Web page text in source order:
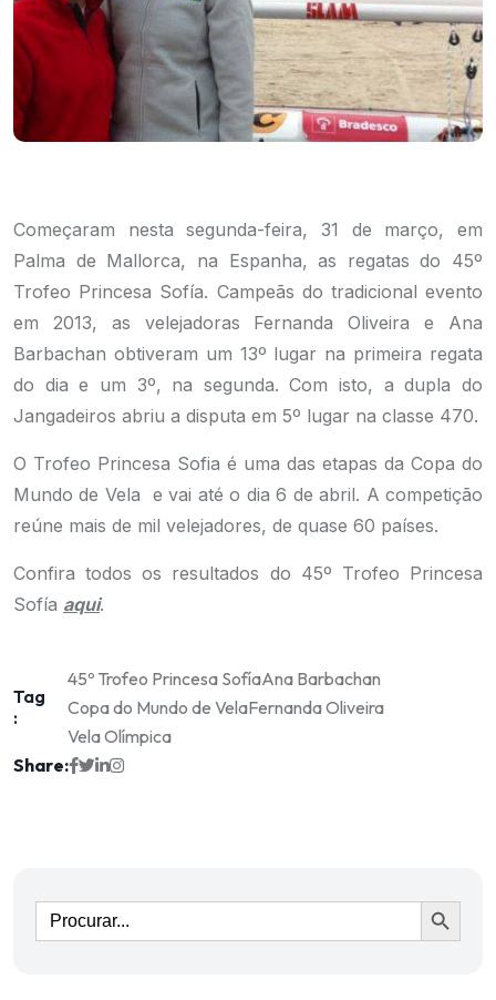
Começaram nesta segunda-feira, 31 de março, em
Palma de Mallorca, na Espanha, as regatas do 45º
Trofeo Princesa Sofía. Campeãs do tradicional evento
em 2013, as velejadoras Fernanda Oliveira e Ana
Barbachan obtiveram um 13º lugar na primeira regata
do dia e um 3º, na segunda. Com isto, a dupla do
Jangadeiros abriu a disputa em 5º lugar na classe 470.
O Trofeo Princesa Sofia é uma das etapas da Copa do
Mundo de Vela e vai até o dia 6 de abril. A competição
reúne mais de mil velejadores, de quase 60 países.
Confira todos os resultados do 45º Trofeo Princesa
Sofía aqui.
Tag
:
45º Trofeo Princesa SofíaAna Barbachan
Copa do Mundo de VelaFernanda Oliveira
Vela Olímpica
Share:
Ir